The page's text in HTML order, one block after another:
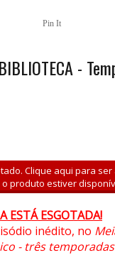
Pin It
-
Clique aqui para ser
produto estiver
ESTÁ ESGOTADA!
inédito, no
- três